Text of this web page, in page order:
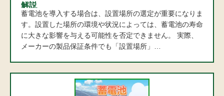
解説
蓄電池を導入する場合は、設置場所の選定が重要になりま
す。設置した場所の環境や状況によっては、蓄電池の寿命
に大きな影響を与える可能性を否定できません。 実際、
メーカーの製品保証条件でも「設置場所」…